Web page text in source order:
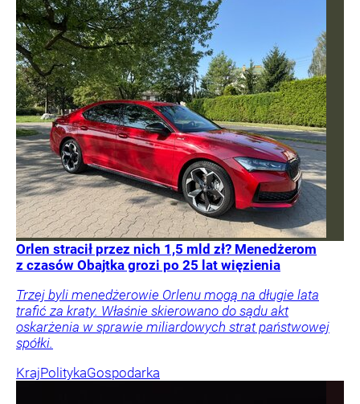
Orlen stracił przez nich 1,5 mld zł? Menedżerom
z czasów Obajtka grozi po 25 lat więzienia
Trzej byli menedżerowie Orlenu mogą na długie lata
trafić za kraty. Właśnie skierowano do sądu akt
oskarżenia w sprawie miliardowych strat państwowej
spółki.
KrajPolitykaGospodarka